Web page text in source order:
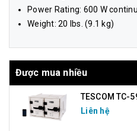
Power Rating: 600 W
Weight: 20 lbs. (9.1 kg)
Được mua nhiều
TESCOM TC-
Liên hệ